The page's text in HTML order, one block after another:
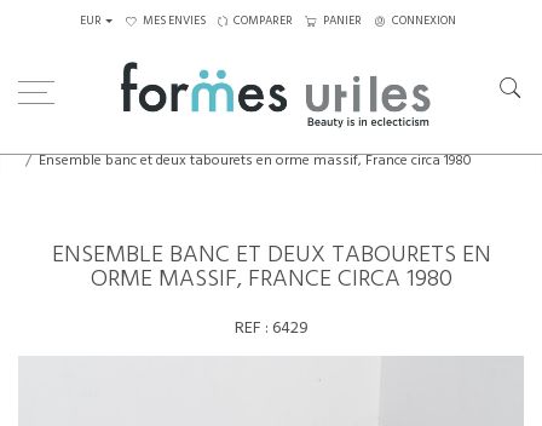
EUR MES ENVIES COMPARER PANIER CONNEXION
Ensemble banc et deux tabourets en orme massif, France circa 1980
ENSEMBLE BANC ET DEUX TABOURETS EN
ORME MASSIF, FRANCE CIRCA 1980
REF : 6429